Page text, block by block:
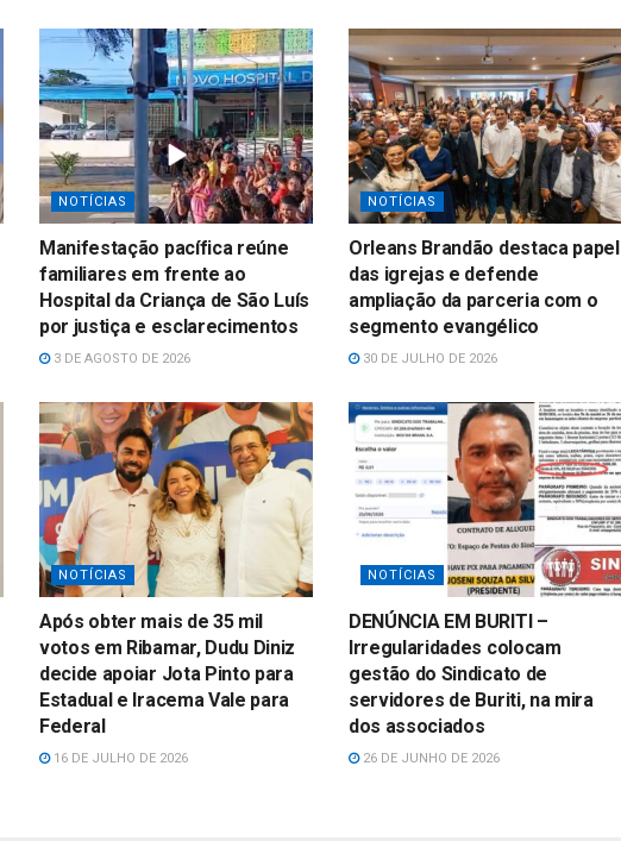
NOTÍCIAS
Manifestação pacífica reúne
familiares em frente ao
Hospital da Criança de São Luís
por justiça e esclarecimentos
3 DE AGOSTO DE 2026
NOTÍCIAS
Orleans Brandão destaca papel
das igrejas e defende
ampliação da parceria com o
segmento evangélico
30 DE JULHO DE 2026
NOTÍCIAS
Após obter mais de 35 mil
votos em Ribamar, Dudu Diniz
decide apoiar Jota Pinto para
Estadual e Iracema Vale para
Federal
16 DE JULHO DE 2026
NOTÍCIAS
DENÚNCIA EM BURITI –
Irregularidades colocam
gestão do Sindicato de
servidores de Buriti, na mira
dos associados
26 DE JUNHO DE 2026